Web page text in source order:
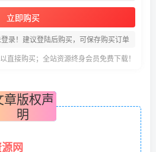
立即购买
录！建议登陆后购买，可保存购买订单
直接购买；全站资源终身会员免费下载！
章版权声
明
网